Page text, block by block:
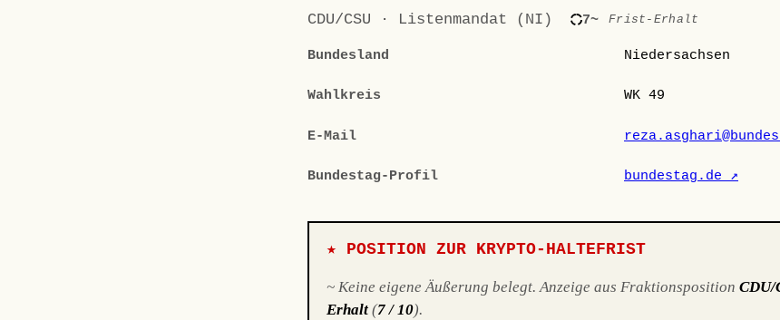
CDU/CSU · Listenmandat (NI) 7~ Frist-Erhalt
Bundesland Niedersachsen
Wahlkreis WK 49
E-Mail
Bundestag-Profil bundestag.de ↗
★ POSITION ZUR KRYPTO-HALTEFRIST
~ Keine eigene Äußerung belegt. Anzeige aus FraktionspositionCDU/
Erhalt (7 / 10).